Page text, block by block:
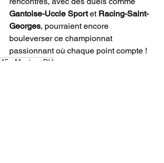
Gantoise-Uccle Sport et Racing-Saint-
Georges, pourraient encore
bouleverser ce championnat
passionnant où chaque point compte !
45+ Masters DH